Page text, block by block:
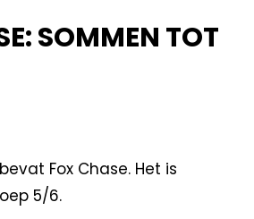
SOMMEN TOT
Fox Chase. Het is
5/6.